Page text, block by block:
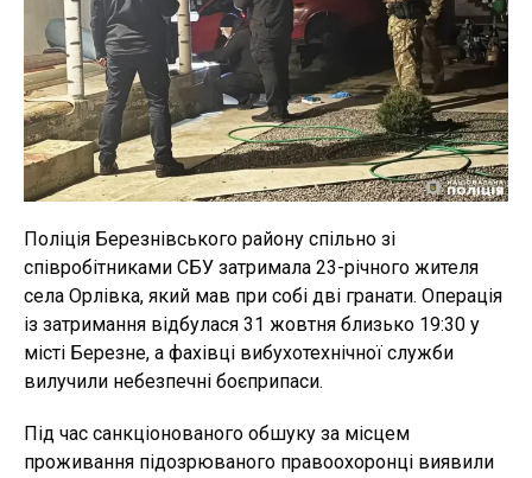
Поліція Березнівського району спільно зі
співробітниками СБУ затримала 23-річного жителя
села Орлівка, який мав при собі дві гранати. Операція
із затримання відбулася 31 жовтня близько 19:30 у
місті Березне, а фахівці вибухотехнічної служби
вилучили небезпечні боєприпаси.
Під час санкціонованого обшуку за місцем
проживання підозрюваного правоохоронці виявили